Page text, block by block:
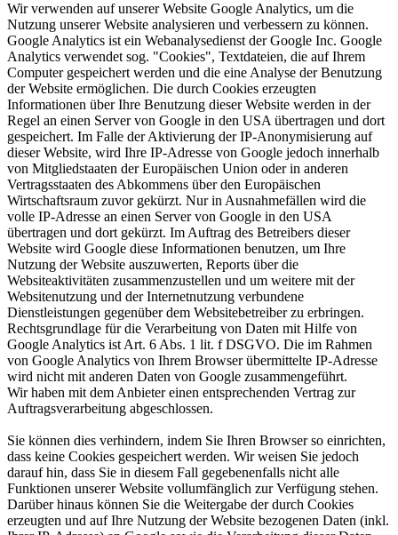
Wir verwenden auf unserer Website Google Analytics, um die
Nutzung unserer Website analysieren und verbessern zu können.
Google Analytics ist ein Webanalysedienst der Google Inc. Google
Analytics verwendet sog. "Cookies", Textdateien, die auf Ihrem
Computer gespeichert werden und die eine Analyse der Benutzung
der Website ermöglichen. Die durch Cookies erzeugten
Informationen über Ihre Benutzung dieser Website werden in der
Regel an einen Server von Google in den USA übertragen und dort
gespeichert. Im Falle der Aktivierung der IP-Anonymisierung auf
dieser Website, wird Ihre IP-Adresse von Google jedoch innerhalb
von Mitgliedstaaten der Europäischen Union oder in anderen
Vertragsstaaten des Abkommens über den Europäischen
Wirtschaftsraum zuvor gekürzt. Nur in Ausnahmefällen wird die
volle IP-Adresse an einen Server von Google in den USA
übertragen und dort gekürzt. Im Auftrag des Betreibers dieser
Website wird Google diese Informationen benutzen, um Ihre
Nutzung der Website auszuwerten, Reports über die
Websiteaktivitäten zusammenzustellen und um weitere mit der
Websitenutzung und der Internetnutzung verbundene
Dienstleistungen gegenüber dem Websitebetreiber zu erbringen.
Rechtsgrundlage für die Verarbeitung von Daten mit Hilfe von
Google Analytics ist Art. 6 Abs. 1 lit. f DSGVO. Die im Rahmen
von Google Analytics von Ihrem Browser übermittelte IP-Adresse
wird nicht mit anderen Daten von Google zusammengeführt.
Wir haben mit dem Anbieter einen entsprechenden Vertrag zur
Auftragsverarbeitung abgeschlossen.
Sie können dies verhindern, indem Sie Ihren Browser so einrichten,
dass keine Cookies gespeichert werden. Wir weisen Sie jedoch
darauf hin, dass Sie in diesem Fall gegebenenfalls nicht alle
Funktionen unserer Website vollumfänglich zur Verfügung stehen.
Darüber hinaus können Sie die Weitergabe der durch Cookies
erzeugten und auf Ihre Nutzung der Website bezogenen Daten (inkl.